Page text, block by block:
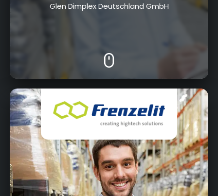
Glen Dimplex Deutschland GmbH